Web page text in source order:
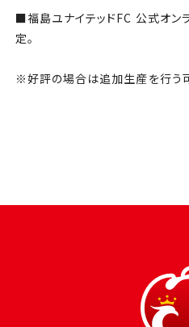
■福島ユナイテッドFC 公式オン
定。
※好評の場合は追加生産を行う